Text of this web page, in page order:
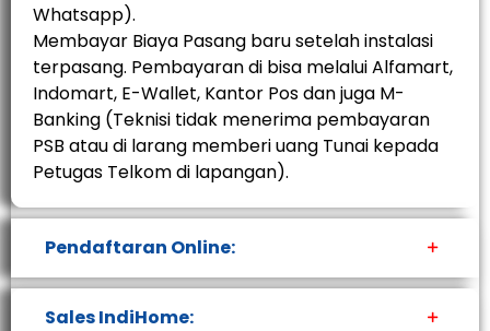
Whatsapp).
Membayar Biaya Pasang baru setelah instalasi
terpasang. Pembayaran di bisa melalui Alfamart,
Indomart, E-Wallet, Kantor Pos dan juga M-
Banking (Teknisi tidak menerima pembayaran
PSB atau di larang memberi uang Tunai kepada
Petugas Telkom di lapangan).
Pendaftaran Online:
Sales IndiHome: